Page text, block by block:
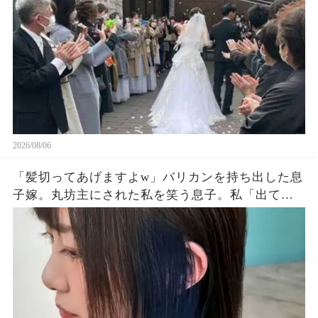
明かされ嫁は顔面蒼白になった…
2026/08/06
「髪切ってあげますよw」バリカンを持ち出した息
子嫁。丸坊主にされた私を笑う息子。私「出てい
く…」息子夫婦「勝手にしろw」→翌朝、全財産を
持って姿を眩ませた結果…